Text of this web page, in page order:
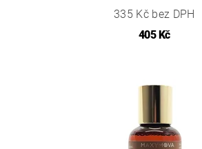
335 Kč bez DPH
405 Kč